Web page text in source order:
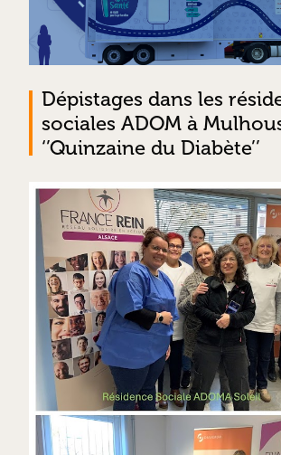
Dépistages dans les
sociales ADOM à
‘’Quinzaine du Diabète’’